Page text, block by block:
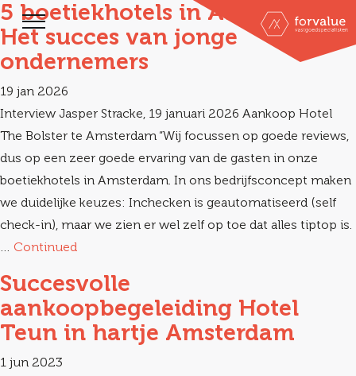
5 boetiekhotels in Amsterdam:
Het succes van jonge
ondernemers
19 jan 2026
Interview Jasper Stracke, 19 januari 2026 Aankoop Hotel
The Bolster te Amsterdam “Wij focussen op goede reviews,
dus op een zeer goede ervaring van de gasten in onze
boetiekhotels in Amsterdam. In ons bedrijfsconcept maken
we duidelijke keuzes: Inchecken is geautomatiseerd (self
check-in), maar we zien er wel zelf op toe dat alles tiptop is.
… Continued
Succesvolle
aankoopbegeleiding Hotel
Teun in hartje Amsterdam
1 jun 2023